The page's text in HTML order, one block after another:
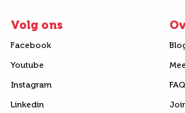
Volg ons
Facebook
Youtube
Instagram
Linkedin
FAQ